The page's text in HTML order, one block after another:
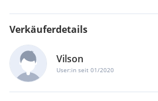
Verkäuferdetails
Vilson
User:in seit 01/2020